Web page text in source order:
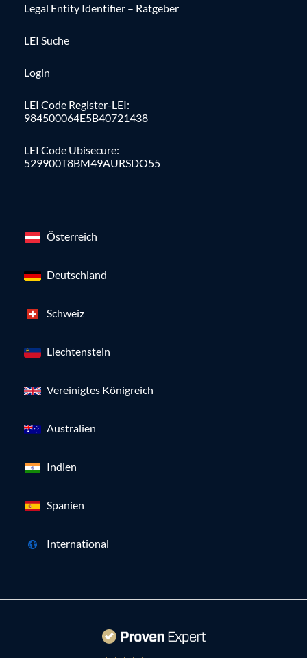
Legal Entity Identifier – Ratgeber
LEI Suche
Login
LEI Code Register-LEI:
984500064E5B40721438
LEI Code Ubisecure:
529900T8BM49AURSDO55
Österreich
Deutschland
Schweiz
Liechtenstein
Vereinigtes Königreich
Australien
Indien
Spanien
International